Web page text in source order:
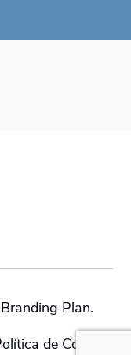
Plan.
de Cookies